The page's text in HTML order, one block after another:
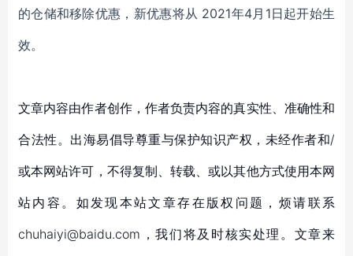
的仓储和移除优惠 ， 新优惠将从 2021年4月1日起开始生
效。
文章内容由作者创作，作者负责内容的真实性、准确性和
合法性。出海易倡导尊重与保护知识产权，未经作者和/
或本网站许可，不得复制、转载、或以其他方式使用本网
站内容。如发现本站文章存在版权问题，烦请联系
chuhaiyi@baidu.com，我们将及时核实处理。文章来